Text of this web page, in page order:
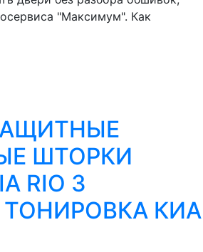
"Максимум". Как
ШТОРКИ
RIO 3
КИА